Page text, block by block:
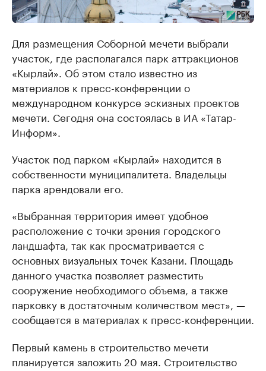
Для размещения Соборной мечети выбрали
участок, где располагался парк аттракционов
«Кырлай». Об этом стало известно из
материалов к пресс-конференции о
международном конкурсе эскизных проектов
мечети. Сегодня она состоялась в ИА «Татар-
Информ».
Участок под парком «Кырлай» находится в
собственности муниципалитета. Владельцы
парка арендовали его.
«Выбранная территория имеет удобное
расположение с точки зрения городского
ландшафта, так как просматривается с
основных визуальных точек Казани. Площадь
данного участка позволяет разместить
сооружение необходимого объема, а также
парковку в достаточным количеством мест», —
сообщается в материалах к пресс-конференции.
Первый камень в строительство мечети
планируется заложить 20 мая. Строительство